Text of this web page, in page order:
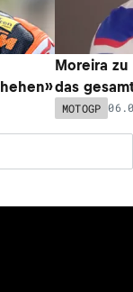
Moreira
das
MOTOGP